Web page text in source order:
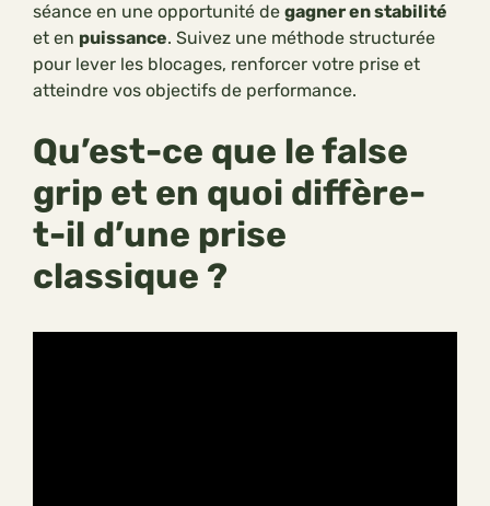
séance en une opportunité de gagner en stabilité
et en puissance. Suivez une méthode structurée
pour lever les blocages, renforcer votre prise et
atteindre vos objectifs de performance.
Qu’est-ce que le false
grip et en quoi diffère-
t-il d’une prise
classique ?